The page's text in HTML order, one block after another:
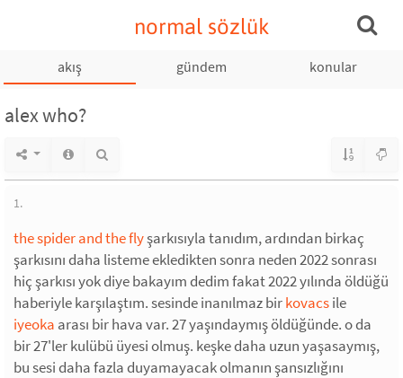
normal sözlük
akış gündem konular
alex who?
1.
the spider and the flyşarkısıyla tanıdım, ardından birkaç
şarkısını daha listeme ekledikten sonra neden 2022 sonrası
hiç şarkısı yok diye bakayım dedim fakat 2022 yılında öldüğü
haberiyle karşılaştım. sesinde inanılmaz birkovacsile
iyeoka arası bir hava var. 27 yaşındaymış öldüğünde. o da
bir 27'ler kulübü üyesi olmuş. keşke daha uzun yaşasaymış,
bu sesi daha fazla duyamayacak olmanın şansızlığını